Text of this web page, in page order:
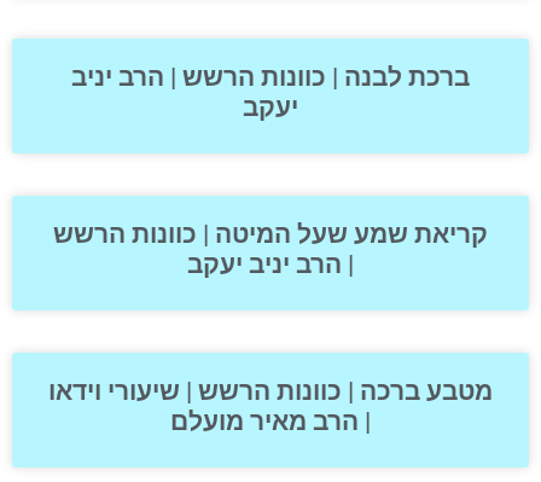
ברכת לבנה | כוונות הרשש | הרב יניב
יעקב
קריאת שמע שעל המיטה | כוונות הרשש
| הרב יניב יעקב
מטבע ברכה | כוונות הרשש | שיעורי וידאו
| הרב מאיר מועלם